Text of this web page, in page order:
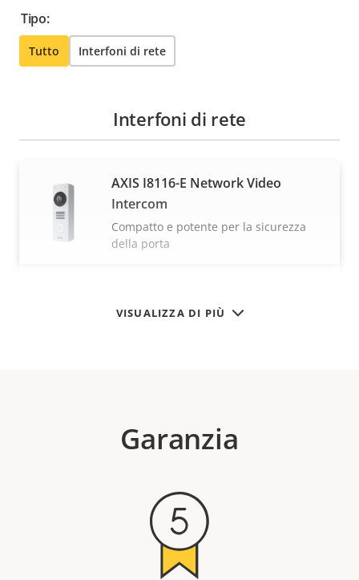
Tipo:
Tutto Interfoni di rete
VISUALIZZA DI PIÙ
Interfoni di rete
AXIS I8116-E Network Video
Intercom
Compatto e potente per la sicurezza
della porta
Garanzia